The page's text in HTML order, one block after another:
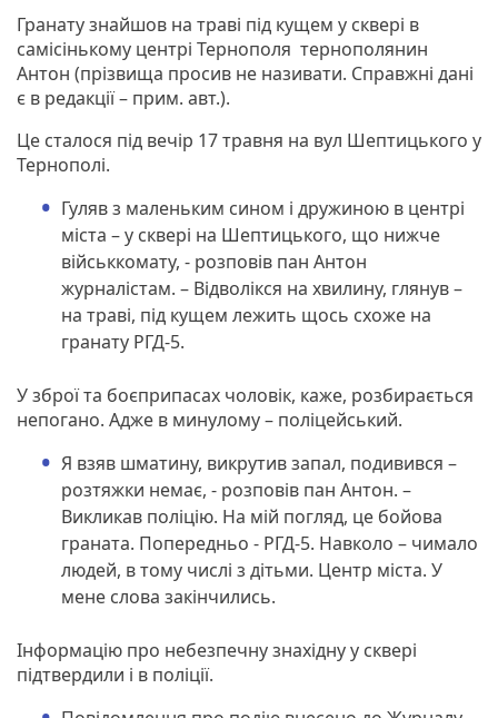
Гранату знайшов на траві під кущем у сквері в
самісінькому центрі Тернополя тернополянин
Антон (прізвища просив не називати. Справжні дані
є в редакції – прим. авт.).
Це сталося під вечір 17 травня на вул Шептицького у
Тернополі.
Гуляв з маленьким сином і дружиною в центрі
міста – у сквері на Шептицького, що нижче
військкомату, - розповів пан Антон
журналістам. – Відволікся на хвилину, глянув –
на траві, під кущем лежить щось схоже на
гранату РГД-5.
У зброї та боєприпасах чоловік, каже, розбирається
непогано. Адже в минулому – поліцейський.
Я взяв шматину, викрутив запал, подивився –
розтяжки немає, - розповів пан Антон. –
Викликав поліцію. На мій погляд, це бойова
граната. Попередньо - РГД-5. Навколо – чимало
людей, в тому числі з дітьми. Центр міста. У
мене слова закінчились.
Інформацію про небезпечну знахідну у сквері
підтвердили і в поліції.